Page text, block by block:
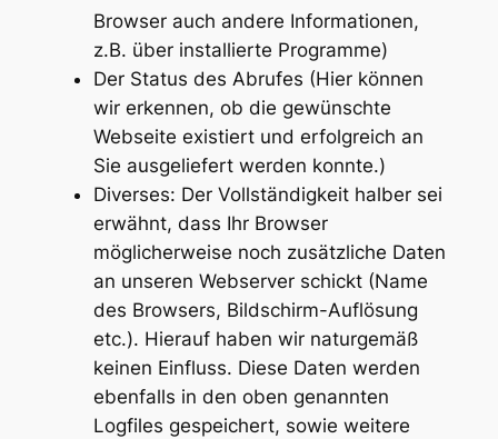
Browser auch andere Informationen,
z.B. über installierte Programme)
Der Status des Abrufes (Hier können
wir erkennen, ob die gewünschte
Webseite existiert und erfolgreich an
Sie ausgeliefert werden konnte.)
Diverses: Der Vollständigkeit halber sei
erwähnt, dass Ihr Browser
möglicherweise noch zusätzliche Daten
an unseren Webserver schickt (Name
des Browsers, Bildschirm-Auflösung
etc.). Hierauf haben wir naturgemäß
keinen Einfluss. Diese Daten werden
ebenfalls in den oben genannten
Logfiles gespeichert, sowie weitere